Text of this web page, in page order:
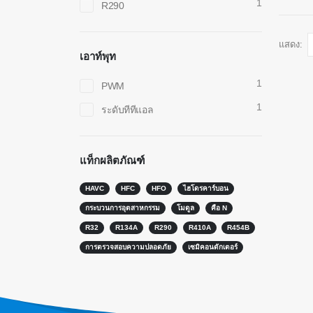
แสดง:
R290 1
เอาท์พุท
PWM 1
ระดับทีทีแอล 1
แท็กผลิตภัณฑ์
HAVC HFC HFO ไฮโดรคาร์บอน
กระบวนการอุตสาหกรรม โมดูล คือ N
R32 R134A R290 R410A R454B
การตรวจสอบความปลอดภัย เซมิคอนดักเตอร์
ที่อยู่: No.299 Jinsuo Road, National High-Tech
โทร-0086-371-67169097
อีเมล- cece@winsensor.com
Whatsapp-8618595618735